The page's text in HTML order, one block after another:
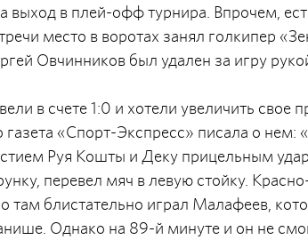
выход в плей-офф турнира. Впрочем,
место в воротах занял голкипер
Овчинников был удален за игру
в счете 1:0 и хотели увеличить
газета «Спорт-Экспресс» писала о
Руя Кошты и Деку прицельным
перевел мяч в левую стойку.
там блистательно играл Малафеев,
Однако на 89-й минуте и он не